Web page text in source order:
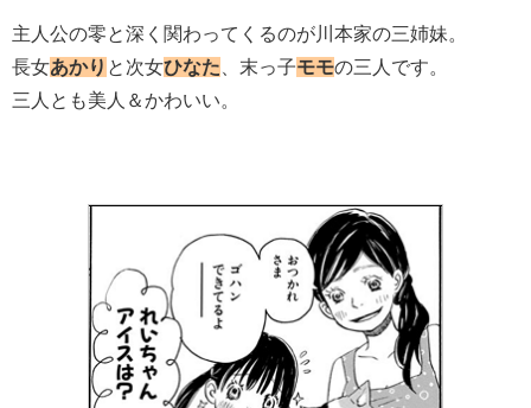
主人公の零と深く関わってくるのが川本家の三姉妹。
長女あかり と次女ひなた 、末っ子モモの三人です。
三人とも美人＆かわいい。